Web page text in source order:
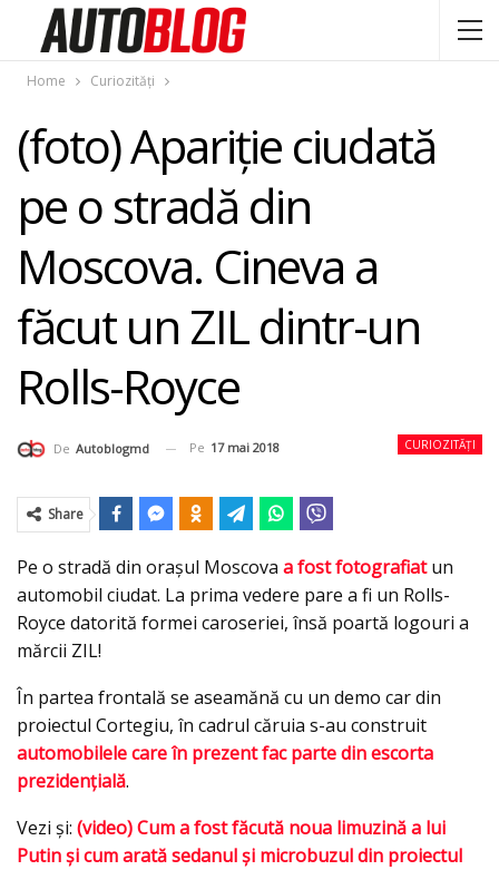
Home Curiozități
(foto) Apariţie ciudată
pe o stradă din
Moscova. Cineva a
făcut un ZIL dintr-un
Rolls-Royce
CURIOZITĂȚI
De Autoblogmd Pe 17 mai 2018
Share
Pe o stradă din oraşul Moscova a fost fotografiatun
automobil ciudat. La prima vedere pare a fi un Rolls-
Royce datorită formei caroseriei, însă poartă logouri a
mărcii ZIL!
În partea frontală se aseamănă cu un demo car din
proiectul Cortegiu, în cadrul căruia s-au construit
automobilele care în prezent fac parte din escorta
prezidenţială.
Vezi şi: (video) Cum a fost făcută noua limuzină a lui
Putin şi cum arată sedanul şi microbuzul din proiectul